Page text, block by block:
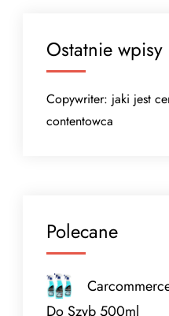
Ostatnie wpisy
Copywriter: jaki jest
contentowca
Polecane
Do Szyb 500ml